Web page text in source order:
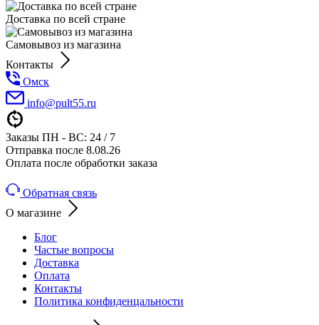
Доставка по всей стране
Самовывоз из магазина
Контакты
Омск
info@pult55.ru
Заказы ПН - ВС: 24 / 7
Отправка после 8.08.26
Оплата после обработки заказа
Обратная связь
О магазине
Блог
Частые вопросы
Доставка
Оплата
Контакты
Политика конфиденцальности